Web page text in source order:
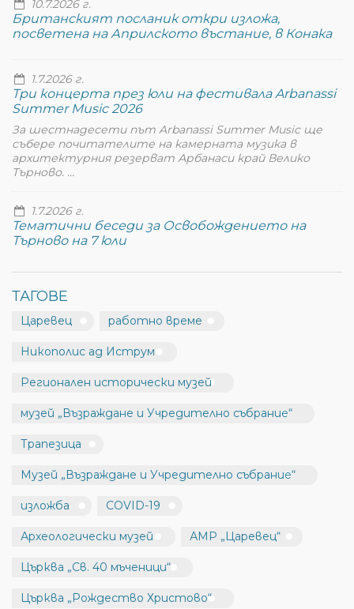
10.7.2026 г.
Британският посланик откри изложа,
посветена на Априлското въстание, в Конака
1.7.2026 г.
Три концерта през юли на фестивала Arbanassi
Summer Music 2026
За шестнадесети път Arbanassi Summer Music ще
събере почитателите на камерната музика в
архитектурния резерват Арбанаси край Велико
Търново. ...
1.7.2026 г.
Тематични беседи за Освобождението на
Търново на 7 юли
ТАГОВЕ
Царевец работно време
Никополис ад Иструм
Регионален исторически музей
музей „Възраждане и Учредително събрание“
Трапезица
Музей „Възраждане и Учредително събрание“
изложба COVID-19
Археологически музей АМР „Царевец“
Църква „Св. 40 мъченици“
Църква „Рождество Христово“